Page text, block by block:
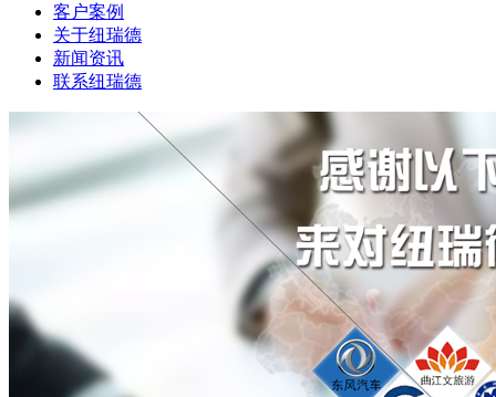
客户案例
关于纽瑞德
新闻资讯
联系纽瑞德